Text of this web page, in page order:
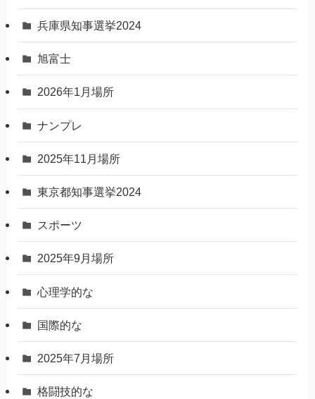
兵庫県知事選挙2024
旭富士
2026年1月場所
ナンプレ
2025年11月場所
東京都知事選挙2024
スポーツ
2025年9月場所
心理学的な
国際的な
2025年7月場所
格闘技的な